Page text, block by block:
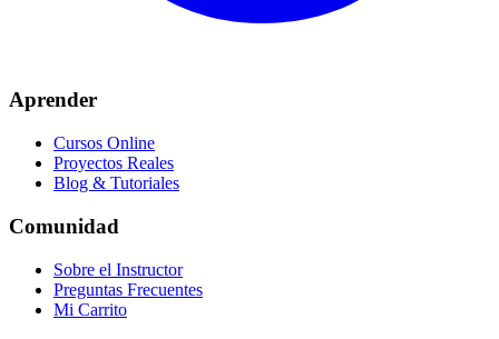
Aprender
Cursos Online
Proyectos Reales
Blog & Tutoriales
Comunidad
Sobre el Instructor
Preguntas Frecuentes
Mi Carrito